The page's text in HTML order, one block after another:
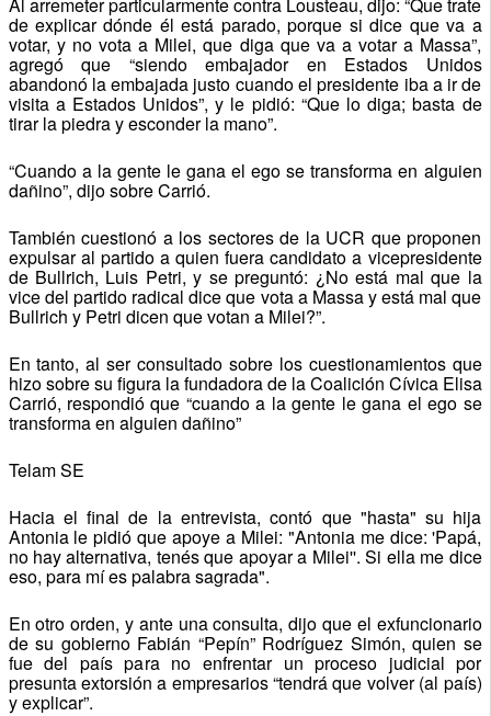
de explicar dónde él está parado, porque si dice que va a
votar, y no vota a Milei, que diga que va a votar a Massa”,
agregó que “siendo embajador en Estados Unidos
abandonó la embajada justo cuando el presidente iba a ir de
visita a Estados Unidos”, y le pidió: “Que lo diga; basta de
tirar la piedra y esconder la mano”.
“Cuando a la gente le gana el ego se transforma en alguien
dañino”, dijo sobre Carrió.
También cuestionó a los sectores de la UCR que proponen
expulsar al partido a quien fuera candidato a vicepresidente
de Bullrich, Luis Petri, y se preguntó: ¿No está mal que la
vice del partido radical dice que vota a Massa y está mal que
Bullrich y Petri dicen que votan a Milei?”.
En tanto, al ser consultado sobre los cuestionamientos que
hizo sobre su figura la fundadora de la Coalición Cívica Elisa
Carrió, respondió que “cuando a la gente le gana el ego se
transforma en alguien dañino”
Telam SE
Hacia el final de la entrevista, contó que "hasta" su hija
Antonia le pidió que apoye a Milei: "Antonia me dice: 'Papá,
no hay alternativa, tenés que apoyar a Milei''. Si ella me dice
eso, para mí es palabra sagrada".
En otro orden, y ante una consulta, dijo que el exfuncionario
de su gobierno Fabián “Pepín” Rodríguez Simón, quien se
fue del país para no enfrentar un proceso judicial por
presunta extorsión a empresarios “tendrá que volver (al país)
y explicar”.